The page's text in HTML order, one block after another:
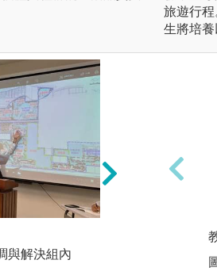
旅遊行
生將培養
與解決組內
【個案
閱讀個
與及意